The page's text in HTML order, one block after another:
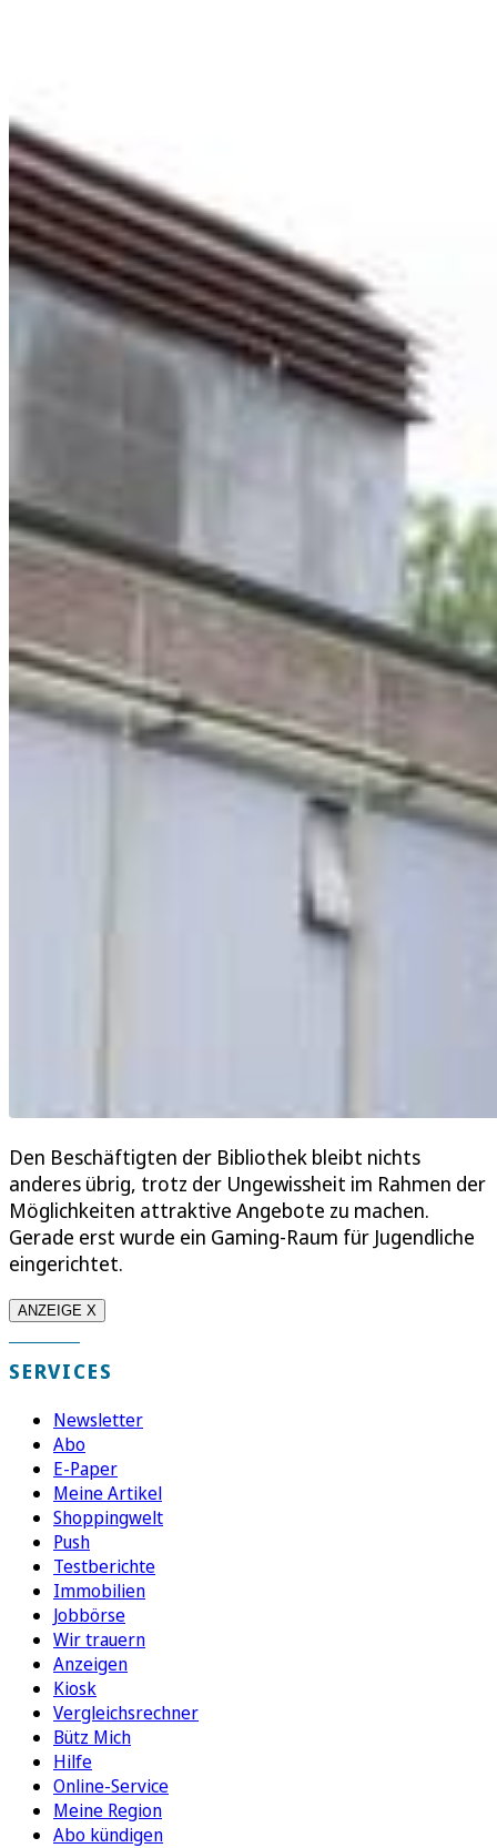
Den Beschäftigten der Bibliothek bleibt nichts
anderes übrig, trotz der Ungewissheit im Rahmen der
Möglichkeiten attraktive Angebote zu machen.
Gerade erst wurde ein Gaming-Raum für Jugendliche
eingerichtet.
ANZEIGE X
SERVICES
Newsletter
Abo
E-Paper
Meine Artikel
Shoppingwelt
Push
Testberichte
Immobilien
Jobbörse
Wir trauern
Anzeigen
Kiosk
Vergleichsrechner
Bütz Mich
Hilfe
Online-Service
Meine Region
Abo kündigen